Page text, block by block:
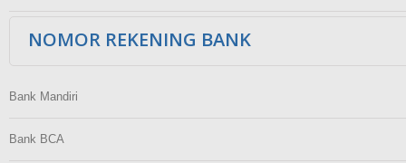
NOMOR REKENING BANK
Bank Mandiri
Bank BCA